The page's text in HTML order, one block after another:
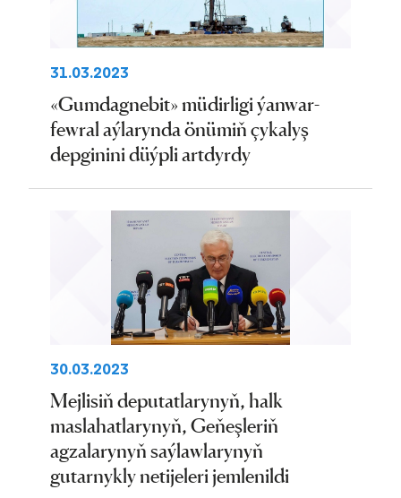
31.03.2023
«Gumdagnebit» müdirligi ýanwar-
fewral aýlarynda önümiň çykalyş
depginini düýpli artdyrdy
30.03.2023
Mejlisiň deputatlarynyň, halk
maslahatlarynyň, Geňeşleriň
agzalarynyň saýlawlarynyň
gutarnykly netijeleri jemlenildi